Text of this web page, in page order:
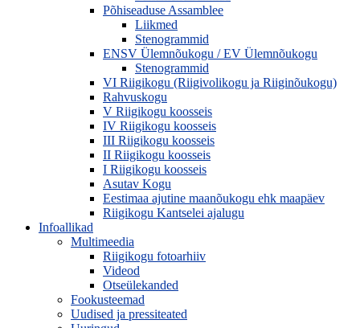
Põhiseaduse Assamblee
Liikmed
Stenogrammid
ENSV Ülemnõukogu / EV Ülemnõukogu
Stenogrammid
VI Riigikogu (Riigivolikogu ja Riiginõukogu)
Rahvuskogu
V Riigikogu koosseis
IV Riigikogu koosseis
III Riigikogu koosseis
II Riigikogu koosseis
I Riigikogu koosseis
Asutav Kogu
Eestimaa ajutine maanõukogu ehk maapäev
Riigikogu Kantselei ajalugu
Infoallikad
Multimeedia
Riigikogu fotoarhiiv
Videod
Otseülekanded
Fookusteemad
Uudised ja pressiteated